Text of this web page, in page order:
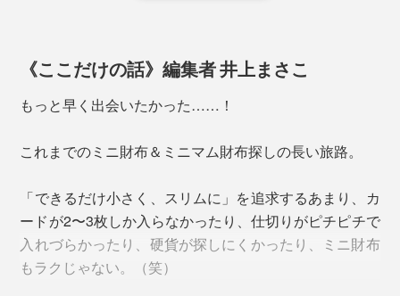
浅い収納部のおかげで、硬貨が一列にずらりと並んで待
会計もスムーズ！
レジで店員さんを待たせたまま、財布の中をガサゴソ探
し続けた結果、お目当ての硬貨が見当たらなかった時
の、あの気まずさからも解放されました。（笑）
縫製されている部分が一切なく、溶着加工で仕立ててい
るため、かさばらず耐久性にも優れています。
さらに、革のように表裏の制約がないPVC素材だから、
子どもの頃から、モノゴトに潜む意図、工夫、不思議が
目に入ると、すぐに思考がふくらんでしまうという染谷
さん。
《ここだけの話》編集者 井上まさこ
もっと早く出会いたかった……！
これまでのミニ財布＆ミニマム財布探しの長い旅路。
「できるだけ小さく、スリムに」を追求するあまり、カ
ードが2〜3枚しか入らなかったり、仕切りがピチピチで
入れづらかったり、硬貨が探しにくかったり、ミニ財布
もラクじゃない。（笑）